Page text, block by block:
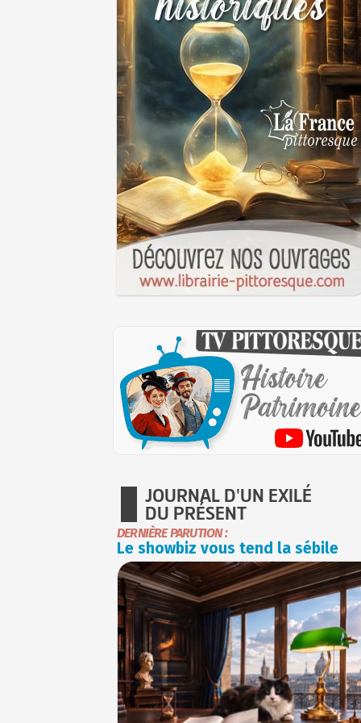
JOURNAL D'UN EXILÉ
DU PRÉSENT
DERNIÈRE PARUTION :
Le showbiz vous tend la sébile